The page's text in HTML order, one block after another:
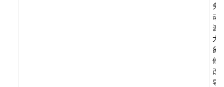
务
动
源
大
象
修
改
导